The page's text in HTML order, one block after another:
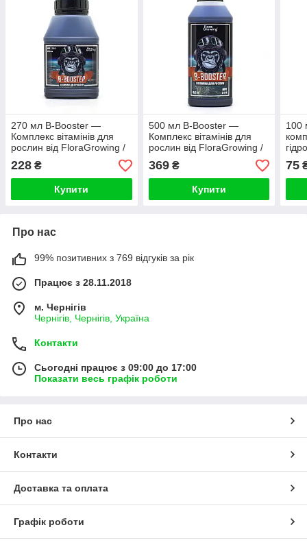
270 мл B-Booster —
Комплекс вітамінів для
рослин від FloraGrowing /
аналог B-52
228 ₴
Купити
500 мл B-Booster —
Комплекс вітамінів для
рослин від FloraGrowing /
аналог B-52
369₴
Купити
100
75
Про нас
99% позитивних з 769 відгуків за рік
Працює з 28.11.2018
м. Чернігів
Чернігів, Чернігів, Україна
Контакти
Сьогодні працює з 09:00 до 17:00
Показати весь графік роботи
Про нас
Контакти
Доставка та оплата
Графік роботи